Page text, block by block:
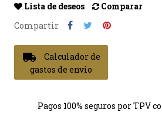
Lista de deseos
Comparar
Compartir
local_shipping
Calculador de
gastos de envio
Pagos 100% seguros por TPV